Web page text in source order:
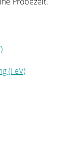
(FeV)